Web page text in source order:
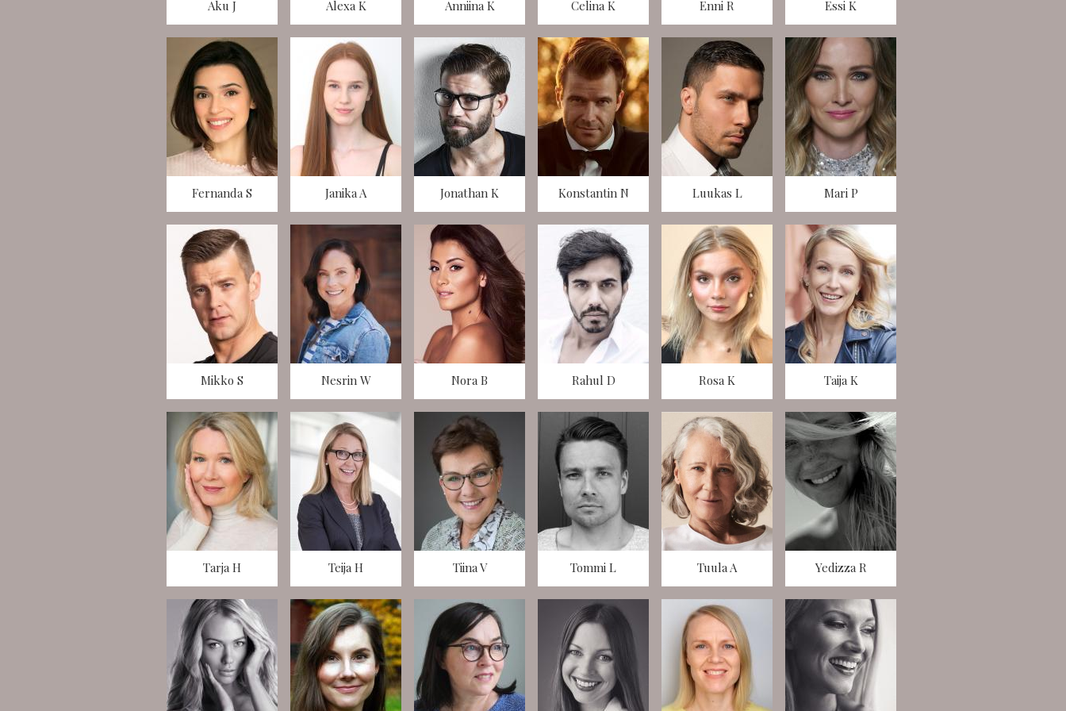
Aku J Alexa K Anniina K Celina K Enni R Essi K
Fernanda S Janika A Jonathan K Konstantin N Luukas L Mari P
Mikko S Nesrin W Nora B Rahul D Rosa K Taija K
Tarja H Teija H Tiina V Tommi L Tuula A Yedizza R